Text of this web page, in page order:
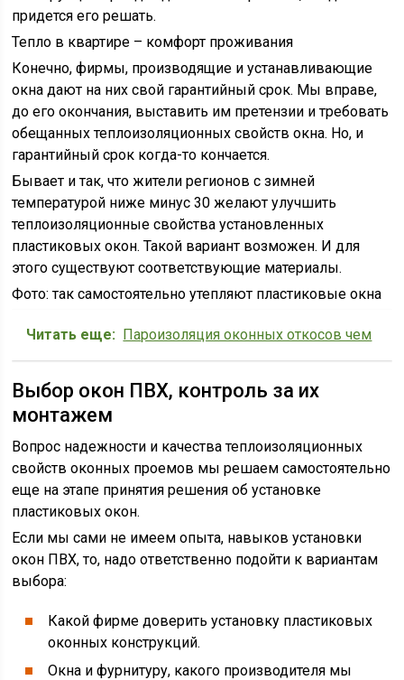
придется его решать.
Тепло в квартире – комфорт проживания
Конечно, фирмы, производящие и устанавливающие
окна дают на них свой гарантийный срок. Мы вправе,
до его окончания, выставить им претензии и требовать
обещанных теплоизоляционных свойств окна. Но, и
гарантийный срок когда-то кончается.
Бывает и так, что жители регионов с зимней
температурой ниже минус 30 желают улучшить
теплоизоляционные свойства установленных
пластиковых окон. Такой вариант возможен. И для
этого существуют соответствующие материалы.
Фото: так самостоятельно утепляют пластиковые окна
Читать еще: Пароизоляция оконных откосов чем
Выбор окон ПВХ, контроль за их
монтажем
Вопрос надежности и качества теплоизоляционных
свойств оконных проемов мы решаем самостоятельно
еще на этапе принятия решения об установке
пластиковых окон.
Если мы сами не имеем опыта, навыков установки
окон ПВХ, то, надо ответственно подойти к вариантам
выбора:
Какой фирме доверить установку пластиковых
оконных конструкций.
Окна и фурнитуру, какого производителя мы